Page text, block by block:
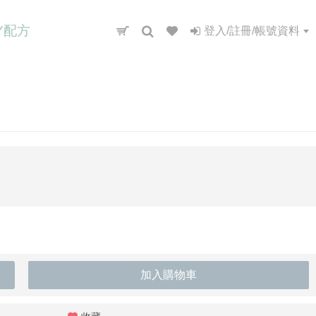
登入/註冊/帳號資料
配方
加入購物車